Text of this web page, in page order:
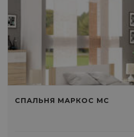
СПАЛЬНЯ МАРКОС МС